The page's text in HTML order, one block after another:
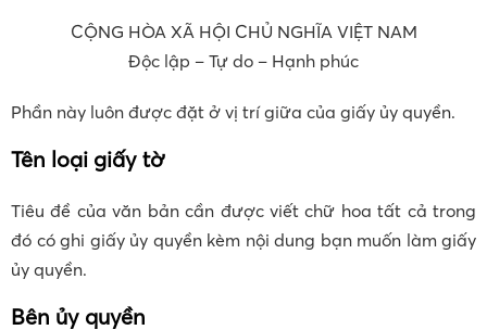
CỘNG HÒA XÃ HỘI CHỦ NGHĨA VIỆT NAM
Độc lập – Tự do – Hạnh phúc
Phần này luôn được đặt ở vị trí giữa của giấy ủy quyền.
Tên loại giấy tờ
Tiêu đề của văn bản cần được viết chữ hoa tất cả trong
đó có ghi giấy ủy quyền kèm nội dung bạn muốn làm giấy
ủy quyền.
Bên ủy quyền